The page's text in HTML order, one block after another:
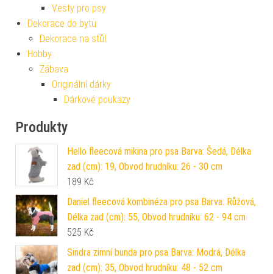
Vesty pro psy
Dekorace do bytu
Dekorace na stůl
Hobby
Zábava
Originální dárky
Dárkové poukazy
Produkty
Hello fleecová mikina pro psa Barva: Šedá, Délka
zad (cm): 19, Obvod hrudníku: 26 - 30 cm
189 Kč
Daniel fleecová kombinéza pro psa Barva: Růžová,
Délka zad (cm): 55, Obvod hrudníku: 62 - 94 cm
525 Kč
Sindra zimní bunda pro psa Barva: Modrá, Délka
zad (cm): 35, Obvod hrudníku: 48 - 52 cm